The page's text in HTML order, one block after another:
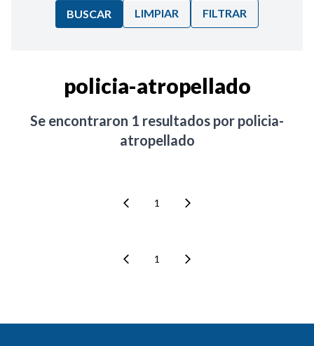
BUSCAR LIMPIAR FILTRAR
policia-atropellado
Se encontraron 1 resultados por policia-
atropellado
1
1